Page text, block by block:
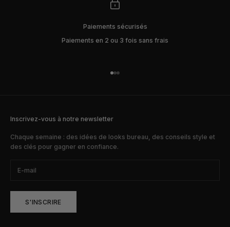
Paiements sécurisés
Paiements en 2 ou 3 fois sans frais
Aller à l'élément 1
Aller à l'élément 2
Aller à l'élément 3
Inscrivez-vous à notre newsletter
Chaque semaine : des idées de looks bureau, des conseils style et
des clés pour gagner en confiance.
S'INSCRIRE